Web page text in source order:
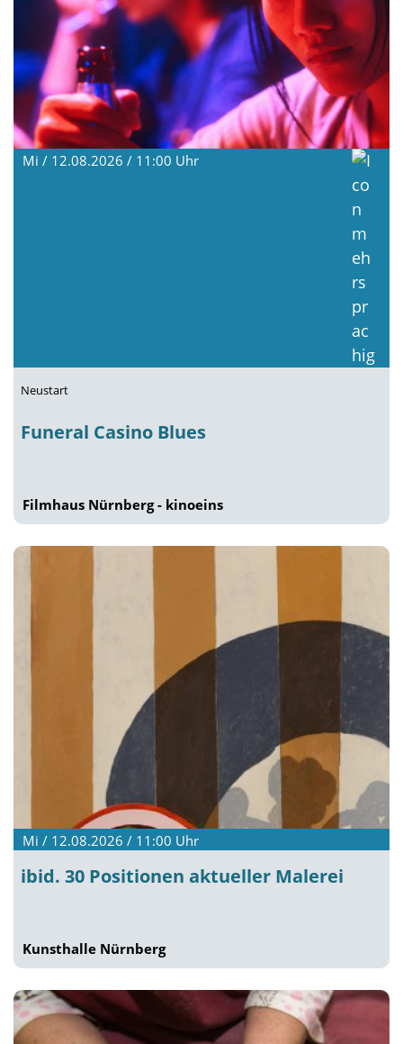
Mi / 12.08.2026 / 11:00 Uhr
Neustart
Funeral Casino Blues
Filmhaus Nürnberg - kinoeins
Mi / 12.08.2026 / 11:00 Uhr
ibid. 30 Positionen aktueller Malerei
Kunsthalle Nürnberg